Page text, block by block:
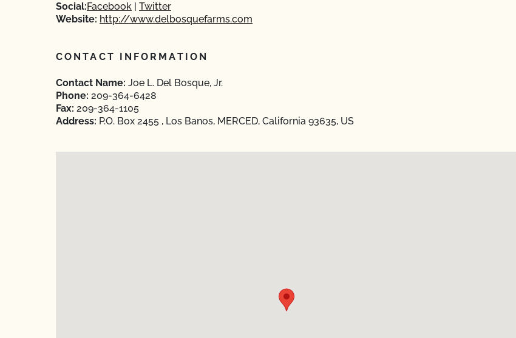
Social:Facebook
Twitter
Website: http://www.delbosquefarms.com
CONTACT INFORMATION
Contact Name: Joe L. Del Bosque, Jr.
Phone: 209-364-6428
Fax: 209-364-1105
Address: P.O. Box 2455 , Los Banos, MERCED, California 93635, US